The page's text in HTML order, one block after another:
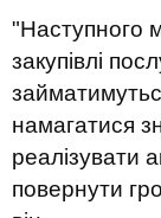
"Наступного
закупівлі
намагатися
реалізувати
повернути